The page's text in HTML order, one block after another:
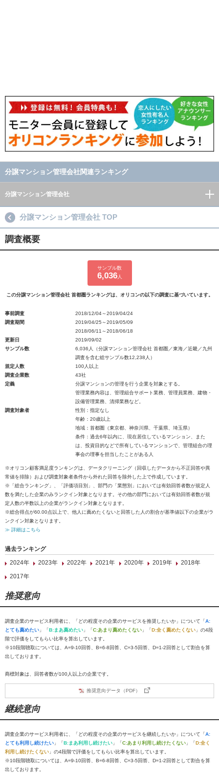
分譲マンション管理会社関連ランキング
分譲マンション管理会社
分譲マンション管理会社 TOP
調査概要
サンプル数
6,036人
この分譲マンション管理会社 首都圏ランキングは、オリコンの以下の調査に基づいています。
事前調査
2018/12/04～2019/04/24
調査期間
2019/04/25～2019/05/09
2018/06/11～2018/06/18
更新日
2019/09/02
サンプル数
6,036人（分譲マンション管理会社 首都圏／東海／近畿／九州
調査を含む総サンプル数12,238人）
規定人数
100人以上
調査企業数
43社
定義
分譲マンションの管理を行う企業を対象とする。
管理業務内容は、管理組合サポート業務、管理員業務、建物・
設備管理業務、清掃業務など。
調査対象者
性別：指定なし
年齢：20歳以上
地域：首都圏（東京都、神奈川県、千葉県、埼玉県）
条件：過去6年以内に、現在居住しているマンション、また
は、投資目的などで所有しているマンションで、管理組合の理
事会の理事を担当したことがある人
※オリコン顧客満足度ランキングは、データクリーニング（回収したデータから不正回答や異
常値を排除）および調査対象者条件から外れた回答を除外した上で作成しています。
※「総合ランキング」、「評価項目別」、部門の「業態別」においては有効回答者数が規定人
数を満たした企業のみランクイン対象となります。その他の部門においては有効回答者数が規
定人数の半数以上の企業がランクイン対象となります。
※総合得点が60.00点以上で、他人に薦めたくないと回答した人の割合が基準値以下の企業がラ
ンクイン対象となります。
≫ 詳細はこちら
過去ランキング
2024年
2023年 2022年 2021年 2020年 2019年
2018年
2017年
推奨意向
調査企業のサービス利用者に、「どの程度その企業のサービスを推奨したいか」について「A:
とても薦めたい 」「B:まあ薦めたい 」「C:あまり薦めたくない 」「D:全く薦めたくない 」の4段
階で評価をしてもらい比率を算出しています。
※10段階聴取については、A=9-10回答、B=6-8回答、C=3-5回答、D=1-2回答として割合を算
出しております。
商標対象は、回答者数が100人以上の企業です。
推奨意向データ（PDF）
継続意向
調査企業のサービス利用者に、「どの程度その企業のサービスを継続したいか」について「A:
とても利用し続けたい 」「B:まあ利用し続けたい 」「C:あまり利用し続けたくない 」「D:全く
利用し続けたくない 」の4段階で評価をしてもらい比率を算出しています。
※10段階聴取については、A=9-10回答、B=6-8回答、C=3-5回答、D=1-2回答として割合を算
出しております。